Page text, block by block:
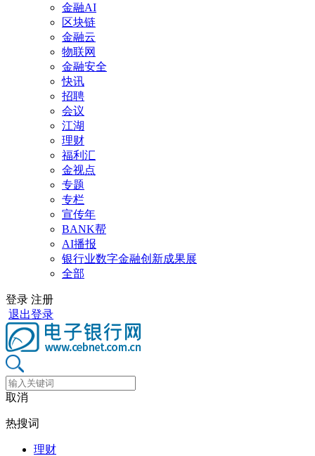
金融AI
区块链
金融云
物联网
金融安全
快讯
招聘
会议
江湖
理财
福利汇
金视点
专题
专栏
宣传年
BANK帮
AI播报
银行业数字金融创新成果展
全部
登录 注册
退出登录
取消
热搜词
理财